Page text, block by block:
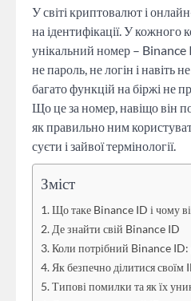
У світі криптовалют і
на ідентифікації. У кожного
унікальний номер –
не пароль, не логін і навіть
багато функцій на біржі не
Що це за номер, навіщо він
як правильно ним
суєти і зайвої термінології.
Зміст
Що таке Binance ID і чому
Де знайти свій Binance ID
Коли потрібний Binance ID:
Як безпечно ділитися своїм
Типові помилки та як їх